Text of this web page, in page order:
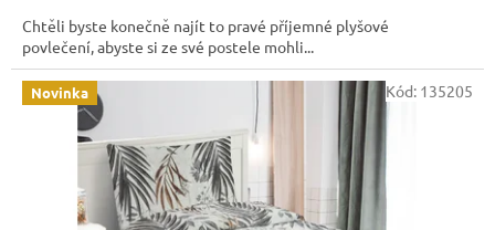
Chtěli byste konečně najít to pravé příjemné plyšové
povlečení, abyste si ze své postele mohli...
Novinka Kód: 135205